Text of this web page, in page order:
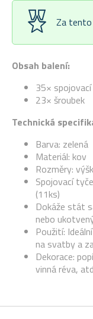
Obsah balení:
35×
23× šroubek
Technická
Barva: zelená
Materiál: kov
Rozměry:
Spojovací
(11ks)
Dokáže stát
nebo
Použití:
na svatby a
Dekorace:
vinná réva,
Za